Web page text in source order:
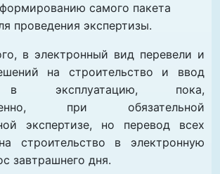
самого пакета
проведения экспертизы.
в электронный вид перевели и
на строительство и ввод
в эксплуатацию, пока,
при обязательной
экспертизе, но перевод всех
строительство в электронную
завтрашнего дня.